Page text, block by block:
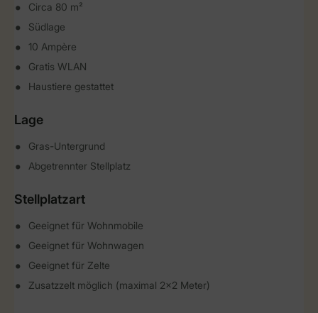
Circa 80 m²
Südlage
10 Ampère
Gratis WLAN
Haustiere gestattet
Lage
Gras-Untergrund
Abgetrennter Stellplatz
Stellplatzart
Geeignet für Wohnmobile
Geeignet für Wohnwagen
Geeignet für Zelte
Zusatzzelt möglich (maximal 2x2 Meter)